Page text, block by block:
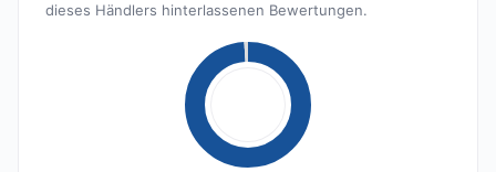
dieses Händlers hinterlassenen Bewertungen.